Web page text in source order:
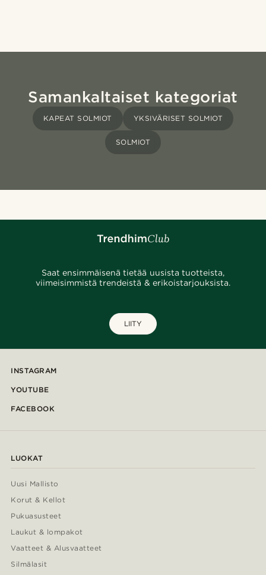
Samankaltaiset kategoriat
KAPEAT SOLMIOT YKSIVÄRISET SOLMIOT
SOLMIOT
Saat ensimmäisenä tietää uusista tuotteista,
viimeisimmistä trendeistä & erikoistarjouksista.
LIITY
INSTAGRAM
YOUTUBE
FACEBOOK
LUOKAT
Uusi Mallisto
Korut & Kellot
Pukuasusteet
Laukut & lompakot
Vaatteet & Alusvaatteet
Silmälasit